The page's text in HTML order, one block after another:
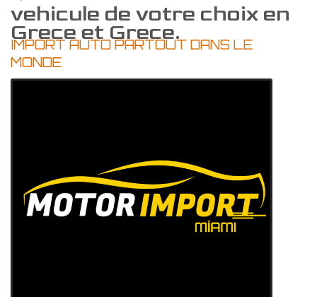
vehicule de votre choix en
Grece et Grece.
IMPORT AUTO PARTOUT DANS LE
MONDE